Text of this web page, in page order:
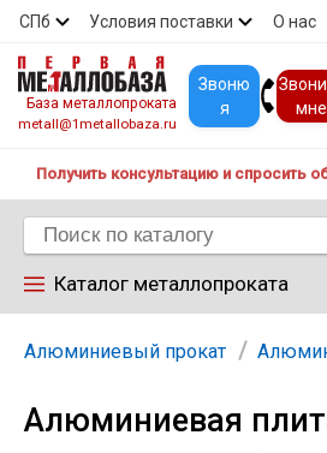
СПб Условия поставки О нас
Скидки Прайс Покупателям
База металлопроката
metall@1metallobaza.ru
Звоню
я
мне
Получить консультацию и спросить
Каталог металлопроката
Арматура
Труба профильная
Алюминиевый прокат
Алюминиевая